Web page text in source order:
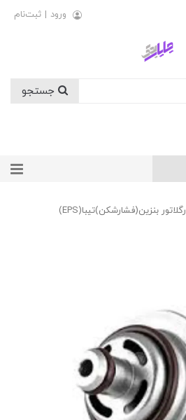
ورود | ثبت‌نام
رگلاتور بنزين(فشارشکن)تيبا(EPS)